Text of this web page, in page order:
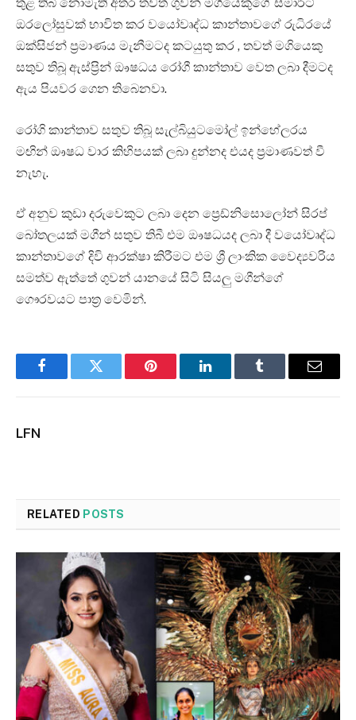
ඔරලෝසුවක් භාවිත කර වයෝවෘද්ධ කාන්තාවගේ රුධිරයේ
ඔක්සිජන් ප්‍රමාණය මැනීමටද කටයුතු කර , තවත් මගියෙකු
සතුව තිබූ ඇස්ප්‍රින් ඖෂධය රෝගී කාන්තාව වෙත ලබා දීමටද
ඇය පියවර ගෙන තිබෙනවා.
රෝගි කාන්තාව සතුව තිබූ සැල්බියුටමෝල් ඉන්හේලරය
මඟින් ඖෂධ වාර කිහිපයක් ලබා දුන්නද එයද ප්‍රමාණවත් වී
නැහැ.
ඒ අනුව කුඩා දරුවෙකුට ලබා දෙන ප්‍රෙඩ්නිසොලෝන් සිරප්
බෝතලයක් මගීන් සතුව තිබී එම ඖෂධයද ලබා දී වයෝවෘද්ධ
කාන්තාවගේ දිවි ආරක්ෂා කිරීමට එම ශ්‍රී ලාංකික වෛද්‍යවරිය
සමත්ව ඇත්තේ ගුවන් යානයේ සිටි සියලු මගීන්ගේ
ගෞරවයට පාත්‍ර වෙමින්.
FacebookTwitter Pinterest LinkedInTumblr Email
LFN
RELATED POSTS